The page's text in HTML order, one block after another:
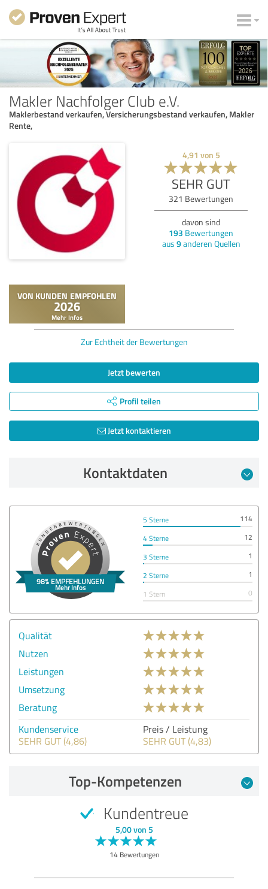
Makler Nachfolger Club e.V.
Maklerbestand verkaufen, Versicherungsbestand verkaufen, Makler
Rente,
4,91 von 5
SEHR GUT
321 Bewertungen
davon sind
193 Bewertungen
aus 9anderen Quellen
Zur Echtheit der Bewertungen
Jetzt bewerten
Profil teilen
Jetzt kontaktieren
Kontaktdaten
5 Sterne
114
4 Sterne
12
3 Sterne
1
2 Sterne
1
1 Stern
0
Qualität
Nutzen
Leistungen
Umsetzung
Beratung
Kundenservice
SEHR GUT (4,86)
Preis / Leistung
SEHR GUT (4,83)
Top-Kompetenzen
Kundentreue
5,00 von 5
14 Bewertungen